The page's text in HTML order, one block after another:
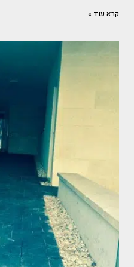
קרא עוד »